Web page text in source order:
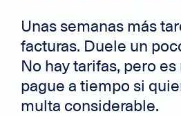
Unas semanas más
facturas. Duele un
No hay tarifas, pero
pague a tiempo si
multa considerable.